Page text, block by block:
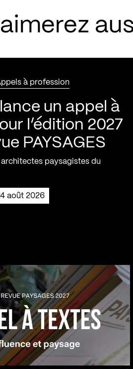
à profession
lance un appel à
l’édition 2027
PAYSAGES
paysagistes du
août 2026